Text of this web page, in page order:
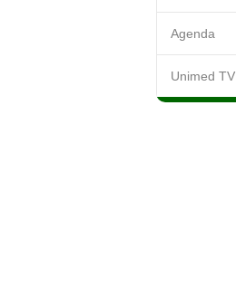
Agenda
Unimed TV